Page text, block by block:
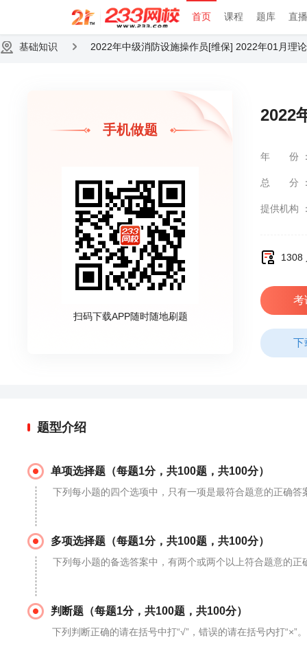
首页 课程 题库 直
基础知识 2022年中级消防设施操作员[维保] 2022年01月理
手机做题
扫码下载APP随时随地刷题
2022
年份
总分
提供机构
1308
考
下
题型介绍
单项选择题（每题1分，共100题，共100分）
下列每小题的四个选项中，只有一项是最符合题意的正确
多项选择题（每题1分，共100题，共100分）
下列每小题的备选答案中，有两个或两个以上符合题意的
判断题（每题1分，共100题，共100分）
下列判断正确的请在括号中打“√”，错误的请在括号内打“×”。